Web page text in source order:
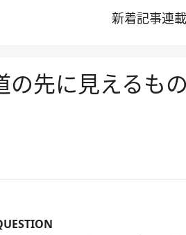
新着記事連載
の先に見えるも